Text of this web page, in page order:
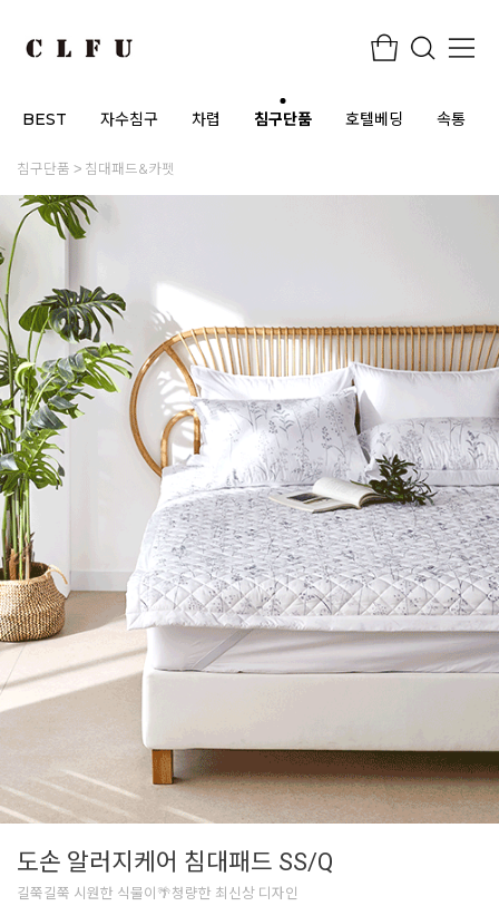
BEST 자수침구 차렵 침구단품 호텔베딩 속통
침구단품 침대패드&카펫
도손 알러지케어 침대패드 SS/Q
길쭉길쭉 시원한 식물이🌴청량한 최신상 디자인